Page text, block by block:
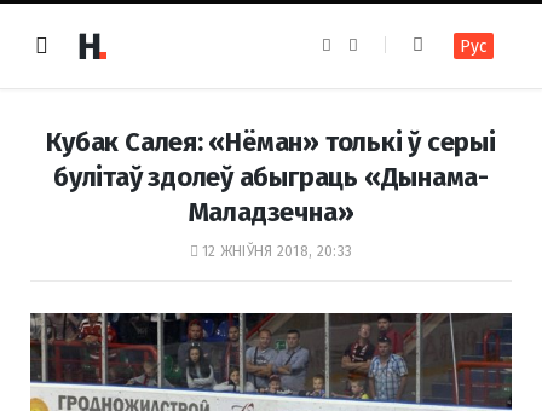
e
o
k
t
r
a
m
Рус
Кубак Салея: «Нёман» толькі ў серыі
булітаў здолеў абыграць «Дынама-
Маладзечна»
12 ЖНІЎНЯ 2018, 20:33